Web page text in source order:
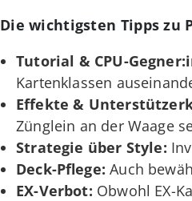
Die wichtigsten Tipps zu
Tutorial & CPU-
Kartenklassen
Effekte &
Zünglein an der Waage
Strategie über Style:
Deck-Pflege: Auch
EX-Verbot: Obwohl EX-